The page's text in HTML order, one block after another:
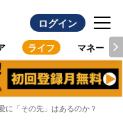
ログイン
ライフ マネー
「その先」はあるのか？